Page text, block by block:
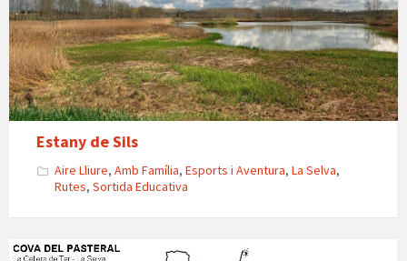
Estany de Sils
Aire Lliure, Amb Família, Esports i Aventura, La Selva,
Rutes, Sortida Educativa
coves